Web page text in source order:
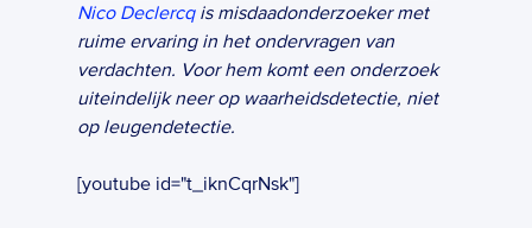
Nico Declercq is misdaadonderzoeker met
ruime ervaring in het ondervragen van
verdachten. Voor hem komt een onderzoek
uiteindelijk neer op waarheidsdetectie, niet
op leugendetectie.
[youtube id="t_iknCqrNsk"]